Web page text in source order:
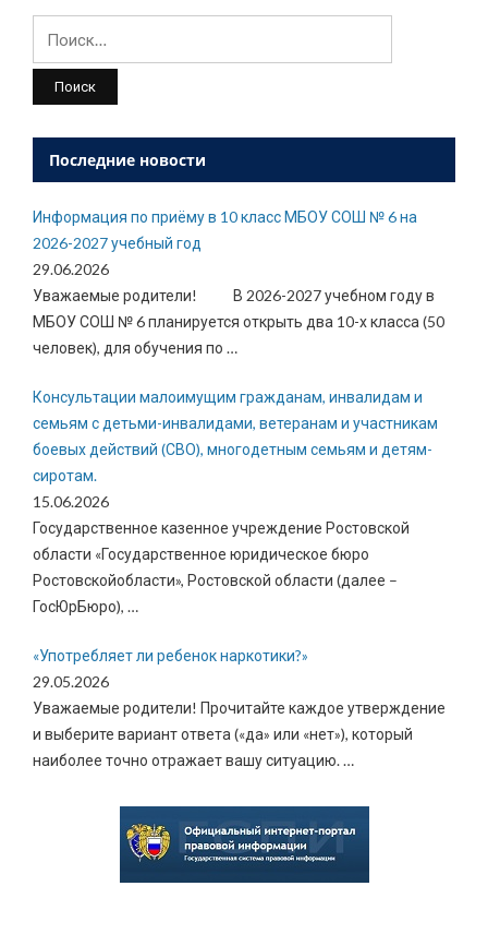
Последние новости
Информация по приёму в 10 класс МБОУ СОШ № 6 на
2026-2027 учебный год
29.06.2026
Уважаемые родители! В 2026-2027 учебном году в
МБОУ СОШ № 6 планируется открыть два 10-х класса (50
человек), для обучения по …
Консультации малоимущим гражданам, инвалидам и
семьям с детьми-инвалидами, ветеранам и участникам
боевых действий (СВО), многодетным семьям и детям-
сиротам.
15.06.2026
Государственное казенное учреждение Ростовской
области «Государственное юридическое бюро
Ростовскойобласти», Ростовской области (далее –
ГосЮрБюро), …
«Употребляет ли ребенок наркотики?»
29.05.2026
Уважаемые родители! Прочитайте каждое утверждение
и выберите вариант ответа («да» или «нет»), который
наиболее точно отражает вашу ситуацию.…